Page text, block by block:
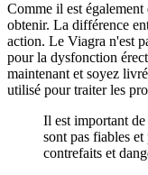
Comme il est
obtenir. La différence
action. Le Viagra n'est
pour la dysfonction
maintenant et soyez
utilisé pour traiter les
Il est important
sont pas fiables
contrefaits et